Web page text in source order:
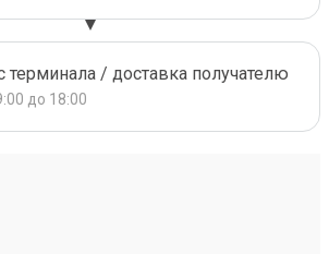
/ доставка получателю
до 18:00